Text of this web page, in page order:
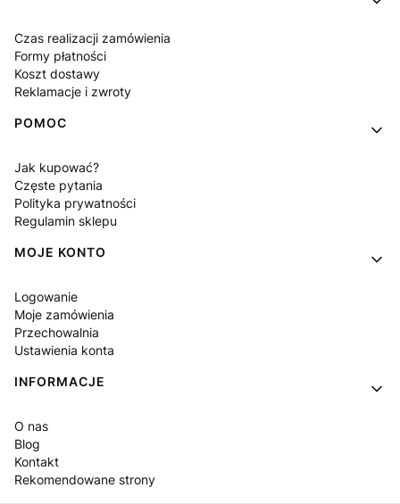
Czas realizacji zamówienia
Formy płatności
Koszt dostawy
Reklamacje i zwroty
POMOC
Jak kupować?
Częste pytania
Polityka prywatności
Regulamin sklepu
MOJE KONTO
Logowanie
Moje zamówienia
Przechowalnia
Ustawienia konta
INFORMACJE
O nas
Blog
Kontakt
Rekomendowane strony